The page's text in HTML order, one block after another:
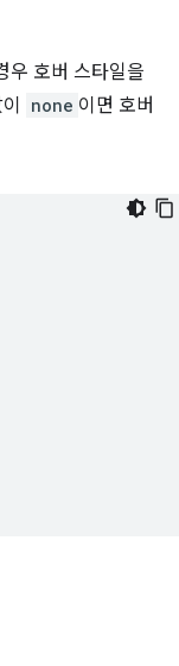
우 호버 스타일을
none 이면 호버